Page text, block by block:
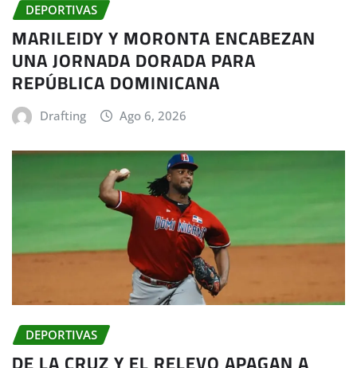
DEPORTIVAS
MARILEIDY Y MORONTA ENCABEZAN
UNA JORNADA DORADA PARA
REPÚBLICA DOMINICANA
Drafting Ago 6, 2026
DEPORTIVAS